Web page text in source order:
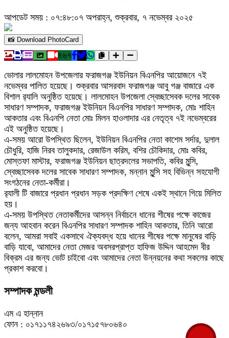
আপডেট সময় : ০৭:৪৮:০৭ অপরাহ্ন, শুক্রবার, ৭ নভেম্বর ২০২৫
📸 Download PhotoCard
৪৬৭
ভোলার লালমোহন উপজেলার ফরাজগঞ্জ ইউনিয়ন বিএনপির আয়োজনে ৭ই
নভেম্বর পালিত হয়েছে। শুক্রবার আসরবাদ ফরাজগঞ্জ আবু গঞ্জ বাজারে এক
বিশাল র‍্যালি অনুষ্ঠিত হয়েছে। লালমোহন উপজেলা স্বেচ্ছাসেবক দলের সাবেক
সাধারণ সম্পাদক, ফরাজগঞ্জ ইউনিয়ন বিএনপির সাধারণ সম্পাদক, মোঃ শাহিন
আকতার এবং বিএনপি নেতা মোঃ মিলন হাওলাদার এর নেতৃত্ব ৭ই নভেম্বরের
এই অনুষ্ঠিত হয়েছে।
এ-সময় আরো উপস্থিত ছিলেন, ইউনিয়ন বিএনপির নেতা কাশেম সর্দার, দুলাল
চৌধুরি, হাজি নিরব তালুকদার, রেজাউল করিম, বশির চৌকিদার, মোঃ কবির,
মোস্তফা মাস্টার, ফরাজগঞ্জ ইউনিয়ন ছাত্রদলের সভাপতি, কবির মুন্সি,
স্বেচ্ছাসেবক দলের সাবেক সাধারণ সম্পাদক, মন্নান মুন্সি সহ বিভিন্ন সহযোগী
সংগঠনের নেতা-কর্মীরা।
র‍্যালী টি বাজারে প্রধান প্রধান সড়ক প্রদক্ষিণ শেষে একই স্থানে গিয়ে মিলিত
হয়।
এ-সময় উপস্থিত নেতাকর্মীদের আসন্ন নির্বাচনে ধানের শীষের পক্ষে কাজের
জন্য আহবান করেন বিএনপির সাধারণ সম্পাদক শাহিন আকতার, তিনি আরো
বলেন, আমরা সবাই একসাথে ঐক্যবদ্ধ হয়ে ধানের শীষের পক্ষে মানুষের বাড়ি
বাড়ি যাবো, আমাদের নেতা মেজর অবসরপ্রাপ্ত হাফিজ উদ্দিন আহমেদ বীর
বিক্রম এর জন্য ভোট চাইবো এবং আমাদের নেতা উন্নয়নের কথা সকলের কাছে
প্রকাশ করবো।
সম্পাদক মন্ডলী
এম এ হান্নান
ফোন : ০১৭১১৭৪২৬৯৩/০১৭১৫৭৮০৬৪০